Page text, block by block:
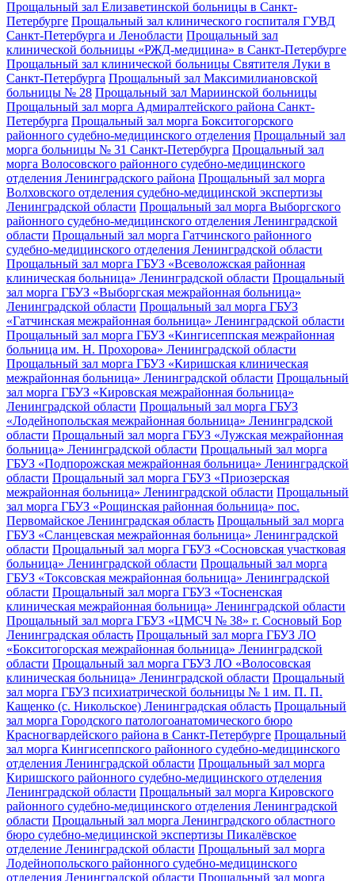
Прощальный зал Елизаветинской больницы в Санкт-
Петербурге Прощальный зал клинического госпиталя ГУВД
Санкт-Петербурга и Ленобласти Прощальный зал
клинической больницы «РЖД-медицина» в Санкт-Петербурге
Прощальный зал клинической больницы Святителя Луки в
Санкт-Петербурга Прощальный зал Максимилиановской
больницы № 28 Прощальный зал Мариинской больницы
Прощальный зал морга Адмиралтейского района Санкт-
Петербурга Прощальный зал морга Бокситогорского
районного судебно-медицинского отделения Прощальный зал
морга больницы № 31 Санкт-Петербурга Прощальный зал
морга Волосовского районного судебно-медицинского
отделения Ленинградского района Прощальный зал морга
Волховского отделения судебно-медицинской экспертизы
Ленинградской области Прощальный зал морга Выборгского
районного судебно-медицинского отделения Ленинградской
области Прощальный зал морга Гатчинского районного
судебно-медицинского отделения Ленинградской области
Прощальный зал морга ГБУЗ «Всеволожская районная
клиническая больница» Ленинградской области Прощальный
зал морга ГБУЗ «Выборгская межрайонная больница»
Ленинградской области Прощальный зал морга ГБУЗ
«Гатчинская межрайонная больница» Ленинградской области
Прощальный зал морга ГБУЗ «Кингисеппская межрайонная
больница им. Н. Прохорова» Ленинградской области
Прощальный зал морга ГБУЗ «Киришская клиническая
межрайонная больница» Ленинградской области Прощальный
зал морга ГБУЗ «Кировская межрайонная больница»
Ленинградской области Прощальный зал морга ГБУЗ
«Лодейнопольская межрайонная больница» Ленинградской
области Прощальный зал морга ГБУЗ «Лужская межрайонная
больница» Ленинградской области Прощальный зал морга
ГБУЗ «Подпорожская межрайонная больница» Ленинградской
области Прощальный зал морга ГБУЗ «Приозерская
межрайонная больница» Ленинградской области Прощальный
зал морга ГБУЗ «Рощинская районная больница» пос.
Первомайское Ленинградская область Прощальный зал морга
ГБУЗ «Сланцевская межрайонная больница» Ленинградской
области Прощальный зал морга ГБУЗ «Сосновская участковая
больница» Ленинградской области Прощальный зал морга
ГБУЗ «Токсовская межрайонная больница» Ленинградской
области Прощальный зал морга ГБУЗ «Тосненская
клиническая межрайонная больница» Ленинградской области
Прощальный зал морга ГБУЗ «ЦМСЧ № 38» г. Сосновый Бор
Ленинградская область Прощальный зал морга ГБУЗ ЛО
«Бокситогорская межрайонная больница» Ленинградской
области Прощальный зал морга ГБУЗ ЛО «Волосовская
клиническая больница» Ленинградской области Прощальный
зал морга ГБУЗ психиатрической больницы № 1 им. П. П.
Кащенко (с. Никольское) Ленинградская область Прощальный
зал морга Городского патологоанатомического бюро
Красногвардейского района в Санкт-Петербурге Прощальный
зал морга Кингисеппского районного судебно-медицинского
отделения Ленинградской области Прощальный зал морга
Киришского районного судебно-медицинского отделения
Ленинградской области Прощальный зал морга Кировского
районного судебно-медицинского отделения Ленинградской
области Прощальный зал морга Ленинградского областного
бюро судебно-медицинской экспертизы Пикалёвское
отделение Ленинградской области Прощальный зал морга
Лодейнопольского районного судебно-медицинского
отделения Ленинградской области Прощальный зал морга